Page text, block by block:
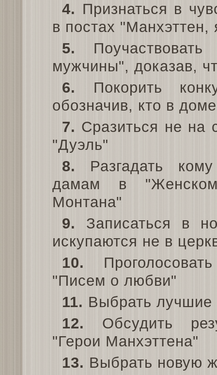
4. Признаться в
в постах
5.
мужчины", доказав,
6. Покорить
обозначив, кто в
7. Сразиться не на
"Дуэль"
8. Разгадать
дамам в
Монтана"
9. Записаться в
искупаются не в
10.
"Писем о любви"
11. Выбрать
12. Обсудить
"Герои Манхэттена"
13. Выбрать новую